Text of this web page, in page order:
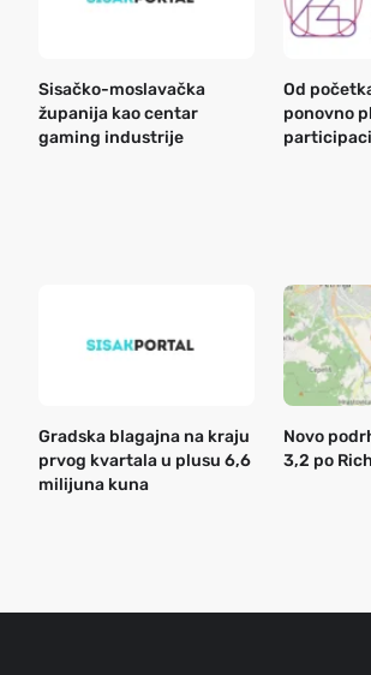
Sisačko-moslavačka
županija kao centar
gaming industrije
Od
ponovno
Gradska blagajna na kraju
prvog kvartala u plusu 6,6
milijuna kuna
Novo
3,2 po